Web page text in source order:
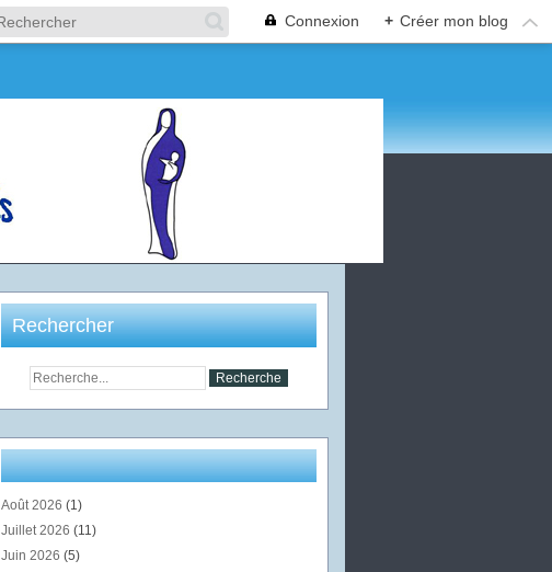
Connexion + Créer mon blog
Rechercher
Août 2026 (1)
Juillet 2026 (11)
Juin 2026 (5)